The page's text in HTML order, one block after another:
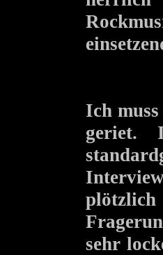
Ich
geriet.
plötzlich
sehr